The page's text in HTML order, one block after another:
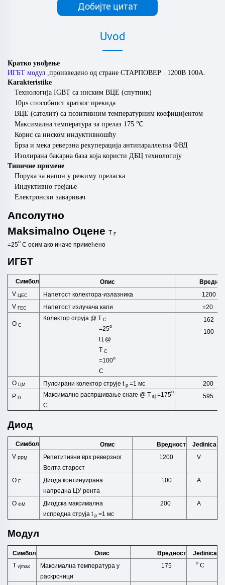
Добијте цитат
Uvod
Кратко увођење
ИГБТ модул произведено од стране СТАРПОВЕР 1200В 100А.
Karakteristike
Технологија IGBT са ниским ВЦЕ (спутник)
10μs способност кратког прекида
ВЦЕ (сателит) са позитивним температурним коефицијентом
Максимална температура за прелаз 175 ℃
Корис са ниском индуктивношћу
Брза и мека реверзна рекуперација антипараллелна ФВД
Изолирана бакарна база која користи ДБЦ технологију
Типичне примене
Порука за напон у режиму преласка
Индуктивно грејање
Електронски заваривач
Апсолутно
Maksimalno Оцене T F
=25o C осим ако иначе примећено
ИГБТ
Симбол Опис
V ЦЕС Напетост колектора-излазника
1200
VГЕС Напетост излучача капи ±20
OC
Колектор струја @ ТC
=25o
Ц @
Т C
=100o
C
162
100
OЦМ Пулсирани колектор струје tp=1 мс
200
PD Максимално распршивање снаге @ Твј=175o
C
595
Диод
Симбол Опис Вредност
Jedinica
VРРМ
Репетитивни врх реверзног
Волтастарост
1200 V
OF
Диода континуирана
напредна ЦУрента
100 A
OФМ
Диодска максимална
испредна струја tp=1 мс
200 A
Модул
Симбол Опис Вредност
Jedinica
T vjmax
Максимална температура у
раскрсници
175 o C